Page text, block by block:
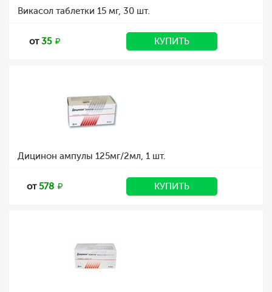
Викасол таблетки 15 мг, 30 шт.
от35 КУПИТЬ
Дицинон ампулы 125мг/2мл, 1 шт.
от578 КУПИТЬ